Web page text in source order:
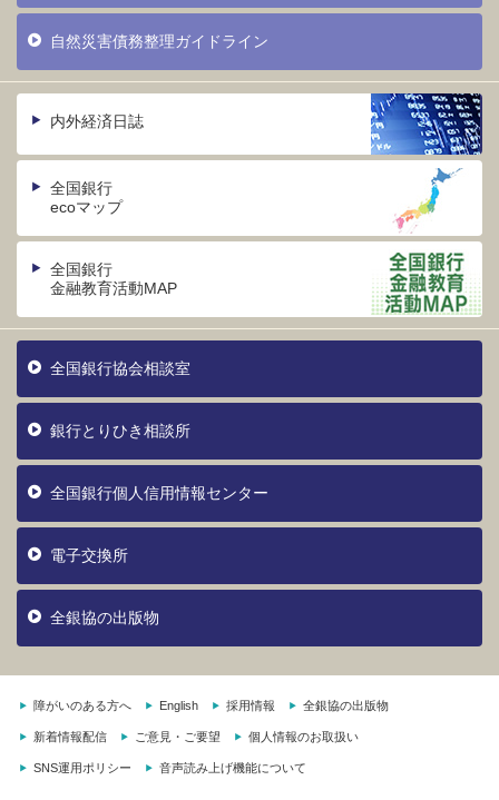
自然災害債務整理ガイドライン
内外経済日誌
全国銀行
ecoマップ
全国銀行
金融教育活動MAP
全国銀行協会相談室
銀行とりひき相談所
全国銀行個人信用情報センター
電子交換所
全銀協の出版物
障がいのある方へ English 採用情報 全銀協の出版物
新着情報配信 ご意見・ご要望 個人情報のお取扱い
SNS運用ポリシー 音声読み上げ機能について